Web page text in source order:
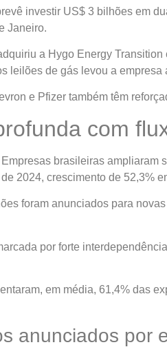
investir US$ 3 bilhões em
Janeiro.
a Hygo Energy
leilões de gás levou a
e Pfizer também têm
com
brasileiras
2024, crescimento de 52,3%
foram anunciados para
por forte
em média, 61,4% das
anunciados por